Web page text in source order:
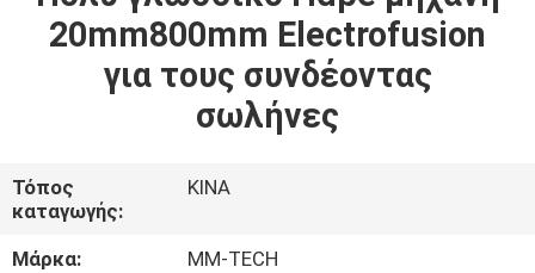
ΠΡΟΪΌΝΤΑ
ΜΕ
ΕΜΆΣ
20mm800mm Electrofusion
για τους συνδέοντας
σωλήνες
Τόπος
καταγωγής:
ΚΙΝΑ
Μάρκα:
MM-TECH